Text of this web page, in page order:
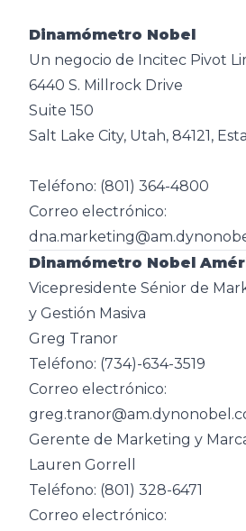
Dinamómetro Nobel
Un negocio de Incitec Pivot
6440 S. Millrock Drive
Suite 150
Salt Lake City, Utah, 84121,
Teléfono: (801) 364-4800
Correo electrónico:
Dinamómetro Nobel
Vicepresidente Sénior de
y Gestión Masiva
Greg Tranor
Teléfono: (734)-634-3519
Correo electrónico:
Gerente de Marketing y
Lauren Gorrell
Teléfono: (801) 328-6471
Correo electrónico: